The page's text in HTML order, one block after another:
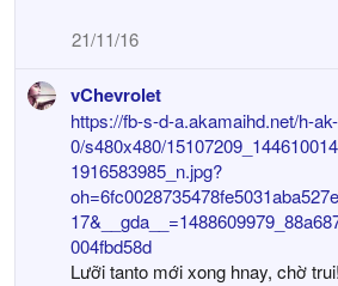
21/11/16
vChevrolet
https://fb-s-d-a.akamaihd.net/h-
0/s480x480/
1916583985_n.jpg?
004fbd58d
Lưỡi tanto mới xong hnay, chờ